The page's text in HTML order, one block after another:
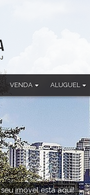
VENDA
Casa Comercial
Casa em Condomínio
Chácara
Cobertura Duplex
Imóvel Comercial
Prédio
ALUGUEL
Casa
Casa em
Ponto
Sala
Salão
Sobrado
imóvel está aqui!